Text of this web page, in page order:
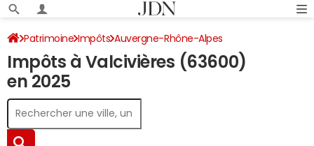
Patrimoine Impôts Auvergne-Rhône-Alpes
Puy-de-Dôme Valcivières Impôt sur le revenu
Impôts à Valcivières (63600)
en 2025